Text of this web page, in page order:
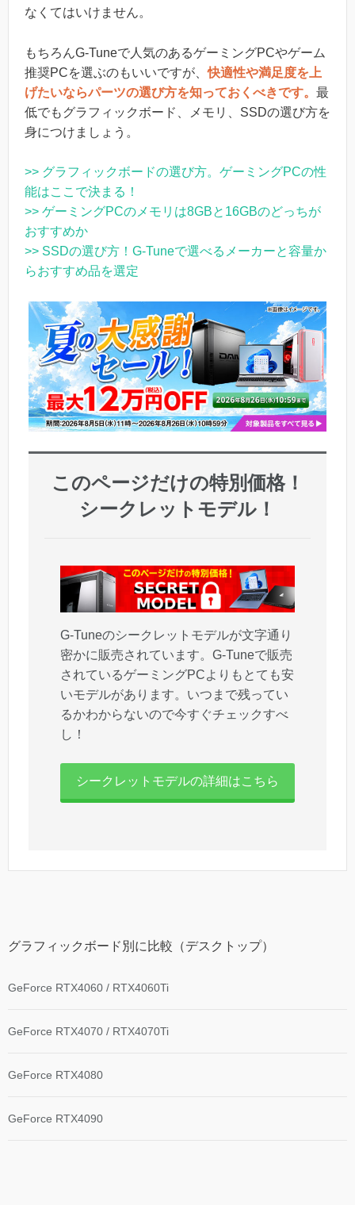
なくてはいけません。
もちろんG-Tuneで人気のあるゲーミングPCやゲーム
推奨PCを選ぶのもいいですが、快適性や満足度を上
げたいならパーツの選び方を知っておくべきです。 最
低でもグラフィックボード、メモリ、SSDの選び方を
身につけましょう。
>> グラフィックボードの選び方。ゲーミングPCの性
能はここで決まる！
>> ゲーミングPCのメモリは8GBと16GBのどっちが
おすすめか
>> SSDの選び方！G-Tuneで選べるメーカーと容量か
らおすすめ品を選定
このページだけの特別価格！
シークレットモデル！
G-Tuneのシークレットモデルが文字通り
密かに販売されています。G-Tuneで販売
されているゲーミングPCよりもとても安
いモデルがあります。いつまで残ってい
るかわからないので今すぐチェックすべ
し！
シークレットモデルの詳細はこちら
グラフィックボード別に比較（デスクトップ）
GeForce RTX4060 / RTX4060Ti
GeForce RTX4070 / RTX4070Ti
GeForce RTX4080
GeForce RTX4090